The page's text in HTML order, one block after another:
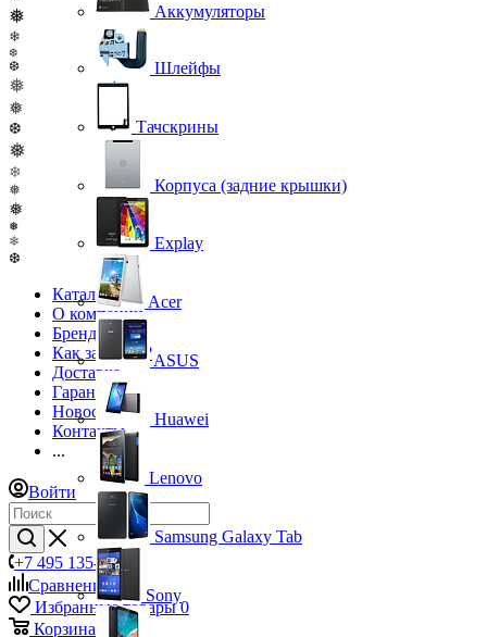
❅
❄
❆
❆
❅
❅
❆
❅
❄
❅
❅
❅
❄
❆
Каталог
О компании
Бренды
Как заказать?
Доставка
Гарантия
Новости
Контакты
...
Войти
+7 495 135-39-43
Сравнение0
Избранные товары 0
Корзина
Аккумуляторы
Шлейфы
Тачскрины
Корпуса (задние крышки)
Explay
Acer
ASUS
Huawei
Lenovo
Samsung Galaxy Tab
Sony